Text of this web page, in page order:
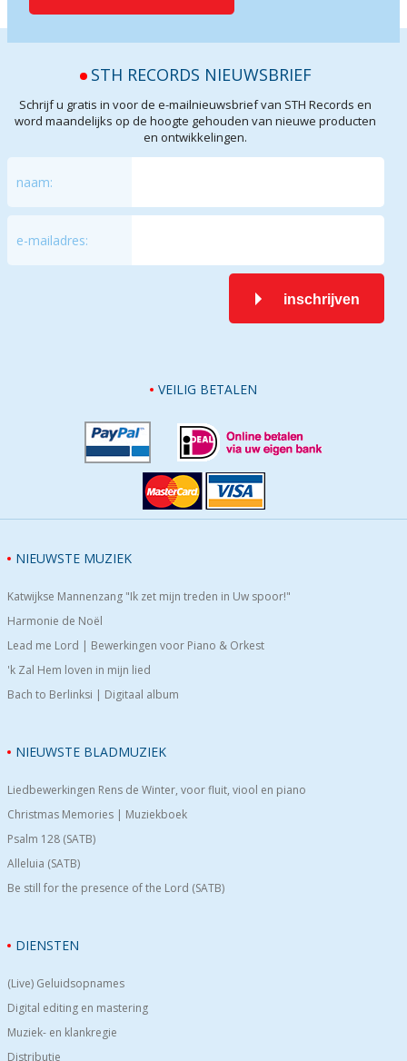
STH RECORDS NIEUWSBRIEF
Schrijf u gratis in voor de e-mailnieuwsbrief van STH Records en
word maandelijks op de hoogte gehouden van nieuwe producten
en ontwikkelingen.
naam:
e-mailadres:
inschrijven
VEILIG BETALEN
NIEUWSTE MUZIEK
Katwijkse Mannenzang "Ik zet mijn treden in Uw spoor!"
Harmonie de Noël
Lead me Lord | Bewerkingen voor Piano & Orkest
'k Zal Hem loven in mijn lied
Bach to Berlinksi | Digitaal album
NIEUWSTE BLADMUZIEK
Liedbewerkingen Rens de Winter, voor fluit, viool en piano
Christmas Memories | Muziekboek
Psalm 128 (SATB)
Alleluia (SATB)
Be still for the presence of the Lord (SATB)
DIENSTEN
(Live) Geluidsopnames
Digital editing en mastering
Muziek- en klankregie
Distributie